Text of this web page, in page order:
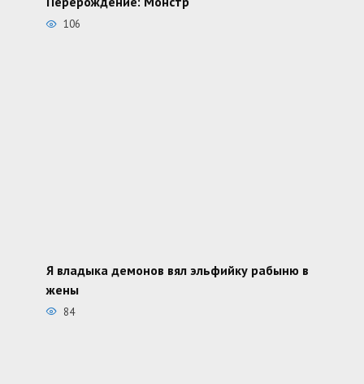
106
Я владыка демонов вял эльфийку рабыню в
жены
84